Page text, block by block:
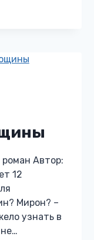
Автор:
12
Мирон? –
узнать в